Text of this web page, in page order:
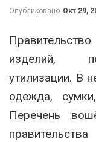
Опубликовано Окт 29,
изделий,
утилизации. В
одежда,
Перечень